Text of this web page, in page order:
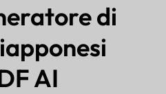
di
AI